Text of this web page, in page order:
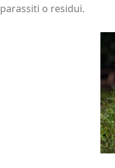
parassiti o residui.